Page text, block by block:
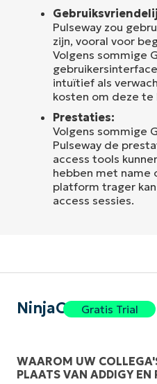
Pulseway zou
zijn, vooral voor
Volgens sommige
intuïtief als
kosten om deze te
Prestaties:
Volgens sommige
Pulseway de
access tools
hebben met
platform trager
access sessies.
NinjaOneGratis Trial
WAAROM UW
PLAATS VAN ADDIGY EN